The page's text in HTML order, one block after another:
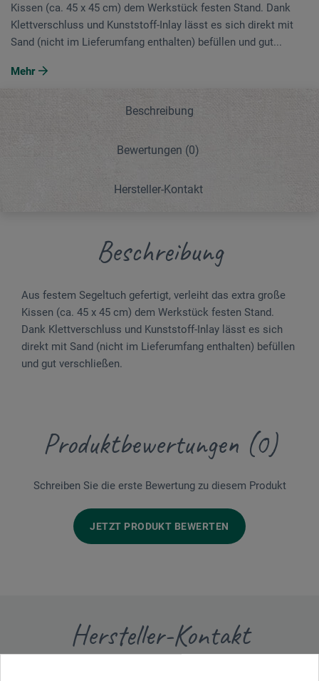
Kissen (ca. 45 x 45 cm) dem Werkstück festen Stand. Dank
Klettverschluss und Kunststoff-Inlay lässt es sich direkt mit
Sand (nicht im Lieferumfang enthalten) befüllen und gut...
Mehr
Beschreibung
Bewertungen (0)
Hersteller-Kontakt
Beschreibung
Aus festem Segeltuch gefertigt, verleiht das extra große
Kissen (ca. 45 x 45 cm) dem Werkstück festen Stand.
Dank Klettverschluss und Kunststoff-Inlay lässt es sich
direkt mit Sand (nicht im Lieferumfang enthalten) befüllen
und gut verschließen.
Produktbewertungen (0)
Schreiben Sie die erste Bewertung zu diesem Produkt
JETZT PRODUKT BEWERTEN
Hersteller-Kontakt